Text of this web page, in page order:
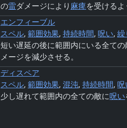
の雷ダメージにより 麻痺を受けるよ
エンフィーブル
スペル, 範囲効果, 持続時間, 呪い, 繰
短い遅延の後に範囲内にいる全ての
メージを減少させる。
ディスペア
スペル, 範囲効果, 混沌, 持続時間, 呪
少し遅れて範囲内の全ての敵に呪い